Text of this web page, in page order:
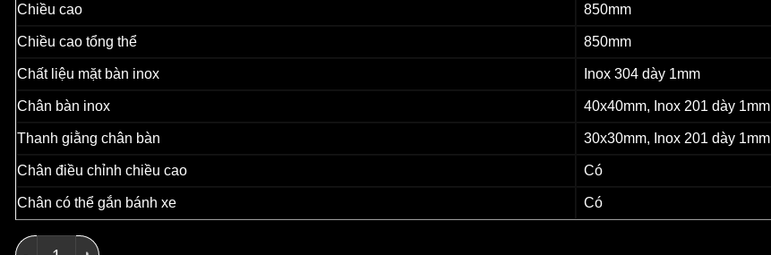
Chiều cao 850mm
Chiều cao tổng thể 850mm
Chất liệu mặt bàn inox Inox 304 dày 1mm
Chân bàn inox 40x40mm, Inox 201 dày 1mm
Thanh giằng chân bàn 30x30mm, Inox 201 dày 1mm
Chân điều chỉnh chiều cao Có
Chân có thể gắn bánh xe Có
Bàn inox 3 tầng 1500x750x850mm - Bàn inox 304 cao cấp, chất lượng cao số lượng